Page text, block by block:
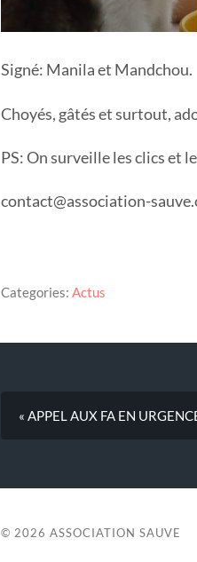
Signé: Manila et Mandchou.
Choyés, gâtés et surtout,
PS: On surveille les clics et
contact@association-
Categories: Actus
« APPEL AUX FA EN
© 2026 ASSOCIATION SAUVE